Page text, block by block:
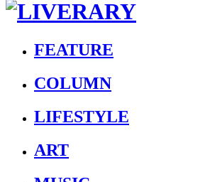
FEATURE
COLUMN
LIFESTYLE
ART